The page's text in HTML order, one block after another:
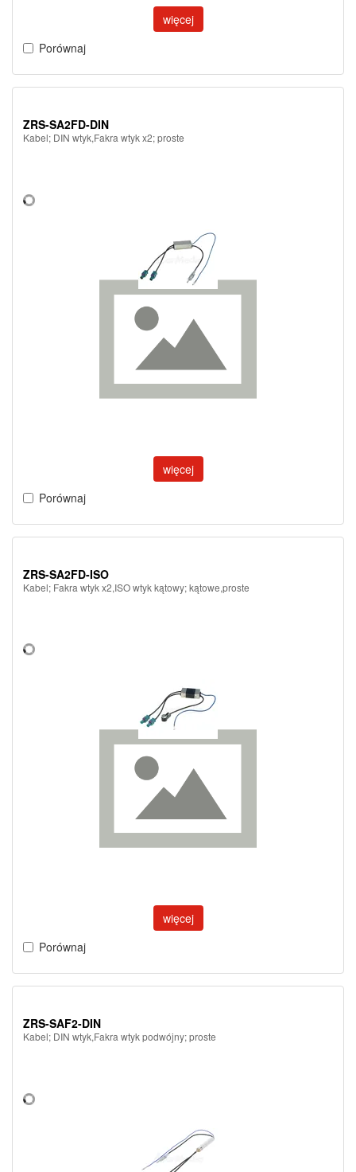
więcej
Porównaj
ZRS-SA2FD-DIN
Kabel; DIN wtyk,Fakra wtyk x2; proste
więcej
Porównaj
ZRS-SA2FD-ISO
Kabel; Fakra wtyk x2,ISO wtyk kątowy; kątowe,proste
więcej
Porównaj
ZRS-SAF2-DIN
Kabel; DIN wtyk,Fakra wtyk podwójny; proste